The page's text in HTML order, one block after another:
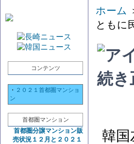
コンテンツ
・ ２０２１首都圏マンショ
ン
首都圏マンション
首都圏分譲マンション販
売状況１２月と２０２１
ホーム
ともに
続
韓国